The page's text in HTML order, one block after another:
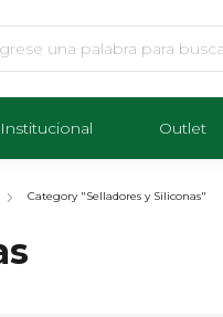
Institucional Outlet
Category "Selladores y Siliconas"